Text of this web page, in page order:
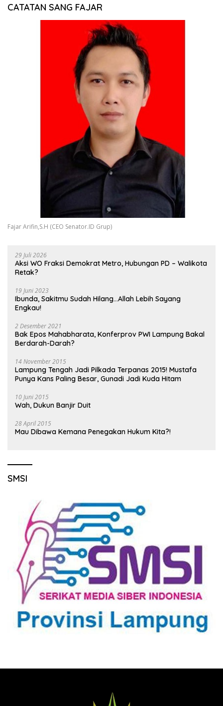
CATATAN SANG FAJAR
Fajar Arifin,S.H (CEO Senator.ID Grup)
29 Juli 2026
Aksi WO Fraksi Demokrat Metro, Hubungan PD – Walikota
Retak?
19 Juni 2023
Ibunda, Sakitmu Sudah Hilang…Allah Lebih Sayang
Engkau!
2 Desember 2021
Bak Epos Mahabharata, Konferprov PWI Lampung Bakal
Berdarah-Darah?
14 November 2015
Lampung Tengah Jadi Pilkada Terpanas 2015! Mustafa
Punya Kans Paling Besar, Gunadi Jadi Kuda Hitam
10 Juni 2015
Wah, Dukun Banjir Duit
28 April 2015
Mau Dibawa Kemana Penegakan Hukum Kita?!
SMSI